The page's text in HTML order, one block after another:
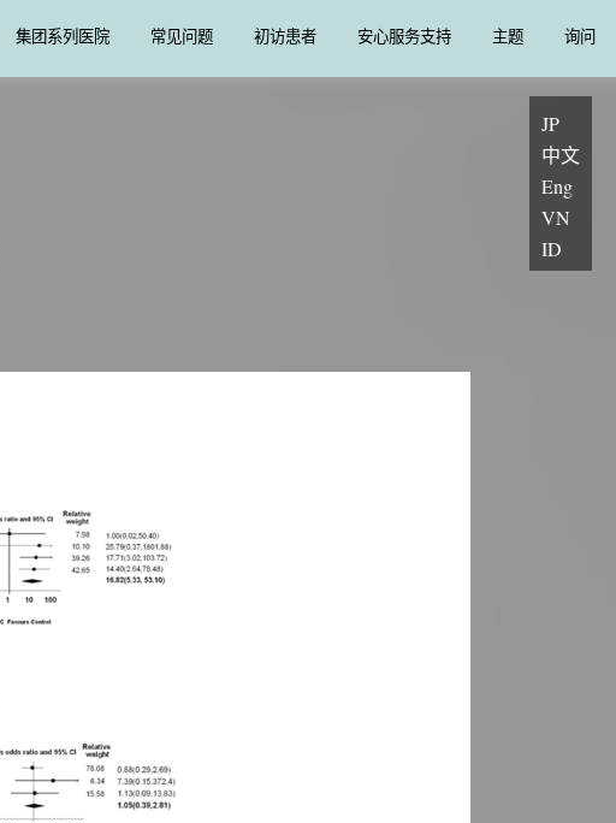
集团系列医院 常见问题 初访患者 安心服务支持 主题 询问
JP
中文
Eng
VN
ID